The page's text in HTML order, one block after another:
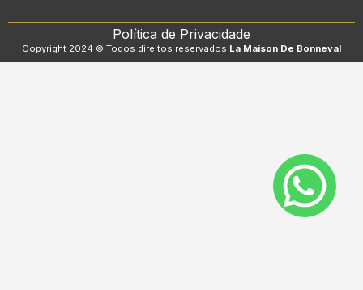
Política de Privacidade
Copyright 2024 © Todos direitos reservados La Maison De Bonneval